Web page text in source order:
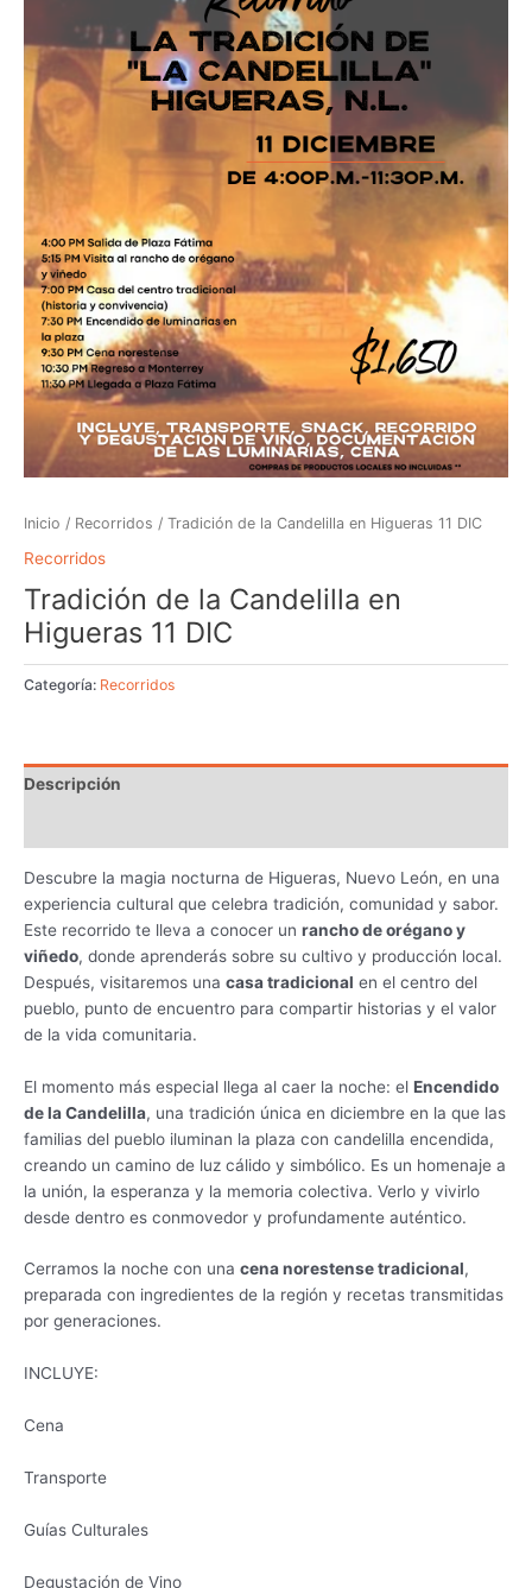
Inicio / Recorridos / Tradición de la Candelilla en Higueras 11 DIC
Recorridos
Tradición de la Candelilla en
Higueras 11 DIC
Categoría: Recorridos
Descripción
Descubre la magia nocturna de Higueras, Nuevo León, en una
experiencia cultural que celebra tradición, comunidad y sabor.
Este recorrido te lleva a conocer un rancho de orégano y
viñedo, donde aprenderás sobre su cultivo y producción local.
Después, visitaremos una casa tradicional en el centro del
pueblo, punto de encuentro para compartir historias y el valor
de la vida comunitaria.
El momento más especial llega al caer la noche: el Encendido
de la Candelilla, una tradición única en diciembre en la que las
familias del pueblo iluminan la plaza con candelilla encendida,
creando un camino de luz cálido y simbólico. Es un homenaje a
la unión, la esperanza y la memoria colectiva. Verlo y vivirlo
desde dentro es conmovedor y profundamente auténtico.
Cerramos la noche con una cena norestense tradicional,
preparada con ingredientes de la región y recetas transmitidas
por generaciones.
INCLUYE:
Cena
Transporte
Guías Culturales
Degustación de Vino